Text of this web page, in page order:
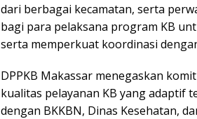
dari berbagai kecamatan, serta
bagi para pelaksana program KB
serta memperkuat koordinasi
DPPKB Makassar menegaskan
kualitas pelayanan KB yang adaptif
dengan BKKBN, Dinas Kesehatan,